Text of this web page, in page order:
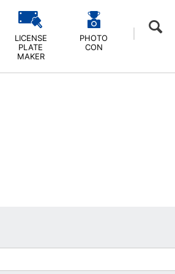
LICENSE
PLATE
MAKER
PHOTO
CON